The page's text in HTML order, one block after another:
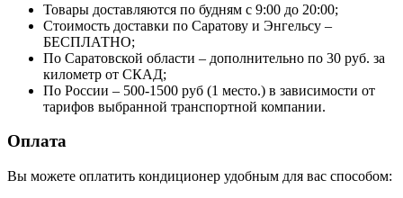
Товары доставляются по будням с 9:00 до 20:00;
Стоимость доставки по Саратову и Энгельсу –
БЕСПЛАТНО;
По Саратовской области – дополнительно по 30 руб. за
километр от СКАД;
По России – 500-1500 руб (1 место.) в зависимости от
тарифов выбранной транспортной компании.
Оплата
Вы можете оплатить кондиционер удобным для вас способом: